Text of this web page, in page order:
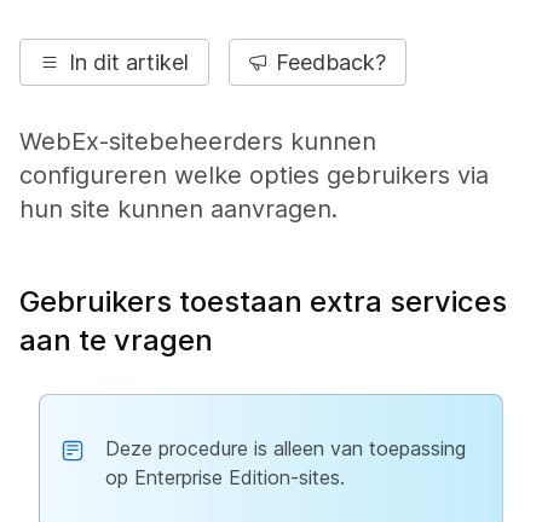
In dit artikel Feedback?
WebEx-sitebeheerders kunnen
configureren welke opties gebruikers via
hun site kunnen aanvragen.
Gebruikers toestaan extra services
aan te vragen
Deze procedure is alleen van toepassing
op Enterprise Edition-sites.